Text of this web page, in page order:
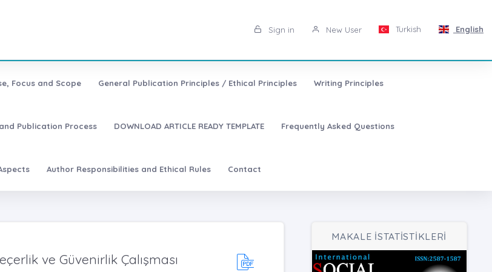
Sign in New User Turkish English
Focus and Scope General Publication Principles / Ethical Principles Writing Principles
Publication Process DOWNLOAD ARTICLE READY TEMPLATE Frequently Asked Questions
Author Responsibilities and Ethical Rules Contact
ve Güvenirlik Çalışması
MAKALE İSTATİSTİKLERİ